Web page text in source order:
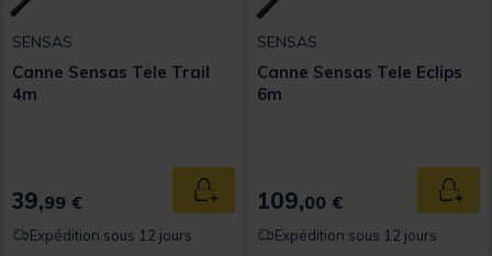
SENSAS
Canne Sensas Tele Trail
4m
39,99 € Ajouter au panier
Expédition sous 12 jours
SENSAS
Canne Sensas Tele Eclips
6m
109,00 €
Expédition sous 12 jours